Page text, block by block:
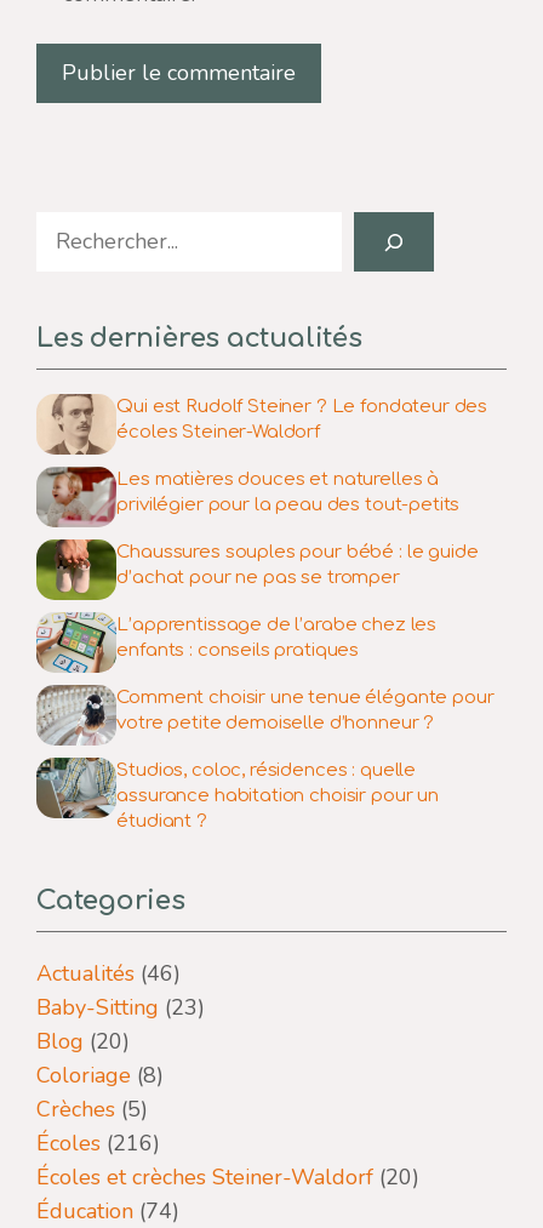
Search
Les dernières actualités
Qui est Rudolf Steiner ? Le fondateur des
écoles Steiner-Waldorf
Les matières douces et naturelles à
privilégier pour la peau des tout-petits
Chaussures souples pour bébé : le guide
d’achat pour ne pas se tromper
L’apprentissage de l’arabe chez les
enfants : conseils pratiques
Comment choisir une tenue élégante pour
votre petite demoiselle d’honneur ?
Studios, coloc, résidences : quelle
assurance habitation choisir pour un
étudiant ?
Categories
Actualités (46)
Baby-Sitting (23)
Blog (20)
Coloriage (8)
Crèches (5)
Écoles (216)
Écoles et crèches Steiner-Waldorf (20)
Éducation (74)